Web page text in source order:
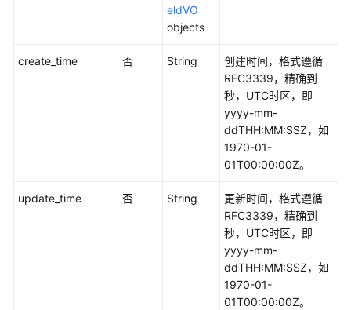
品
eldVO
objects
create_time 否 String
创建时间，格式遵循
RFC3339，精确到
秒，UTC时区，即
yyyy-mm-
ddTHH:MM:SSZ，如
1970-01-
01T00:00:00Z。
update_time 否 String
更新时间，格式遵循
RFC3339，精确到
秒，UTC时区，即
yyyy-mm-
ddTHH:MM:SSZ，如
1970-01-
01T00:00:00Z。